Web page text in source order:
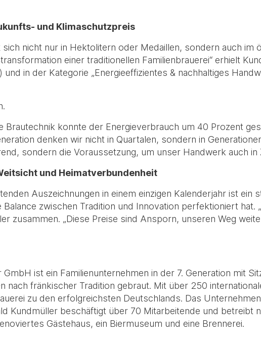
und Klimaschutzpreis
nicht nur in Hektolitern oder Medaillen, sondern auch im
einer traditionellen Familienbrauerei“ erhielt
in der Kategorie „Energieeffizientes & nachhaltiges
Brautechnik konnte der Energieverbrauch um 40 Prozent
denken wir nicht in Quartalen, sondern in
sondern die Voraussetzung, um unser Handwerk auch in
und Heimatverbundenheit
Auszeichnungen in einem einzigen Kalenderjahr ist ein
zwischen Tradition und Innovation perfektioniert hat.
zusammen. „Diese Preise sind Ansporn, unseren Weg
ist ein Familienunternehmen in der 7. Generation mit
nach fränkischer Tradition gebraut. Mit über 250
zu den erfolgreichsten Deutschlands. Das
Kundmüller beschäftigt über 70 Mitarbeitende und betreibt
Gästehaus, ein Biermuseum und eine Brennerei.